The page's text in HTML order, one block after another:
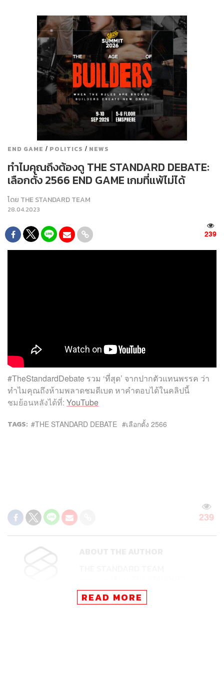
END GAME / POLITICS / NEWS
ทำไมคุณถึงต้องดู THE STANDARD DEBATE:
เลือกตั้ง 2566 END GAME เกมที่แพ้ไม่ได้
โดย THE STANDARD TEAM
28.04.2023
239
#TheStandardDebate รวม ‘ที่สุด’ จากปากตัวแทนพรรค ว่า
ทำไมคุณถึงห้ามพลาดชมดีเบต หาคำตอบได้ในคลิปนี้
ชมย้อนหลังได้ที่: YouTube
TAGS: THE STANDARD DEBATE เลือกตั้ง 2566
239
READ MORE